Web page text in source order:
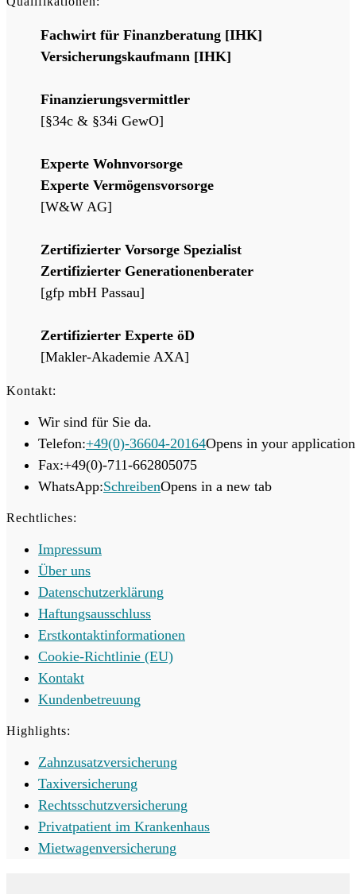
Fachwirt für Finanzberatung [IHK]
Versicherungskaufmann [IHK]
Finanzierungsvermittler
[§34c & §34i GewO]
Experte Wohnvorsorge
Experte Vermögensvorsorge
[W&W AG]
Zertifizierter Vorsorge Spezialist
Zertifizierter Generationenberater
[gfp mbH Passau]
Zertifizierter Experte öD
[Makler-Akademie AXA]
Kontakt:
Wir sind für Sie da.
Telefon:+49(0)-36604-20164Opens in your application
Fax:+49(0)-711-662805075
WhatsApp:SchreibenOpens in a new tab
Rechtliches:
Impressum
Über uns
Datenschutzerklärung
Haftungsausschluss
Erstkontaktinformationen
Cookie-Richtlinie (EU)
Kontakt
Kundenbetreuung
Highlights:
Zahnzusatzversicherung
Taxiversicherung
Rechtsschutzversicherung
Privatpatient im Krankenhaus
Mietwagenversicherung